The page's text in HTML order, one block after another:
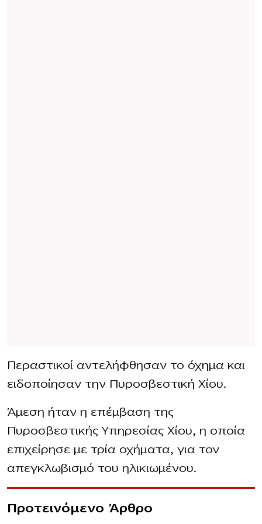
Περαστικοί αντελήφθησαν το όχημα και
ειδοποίησαν την Πυροσβεστική Χίου.
Άμεση ήταν η επέμβαση της
Πυροσβεστικής Υπηρεσίας Χίου, η οποία
επιχείρησε με τρία οχήματα, για τον
απεγκλωβισμό του ηλικιωμένου.
Προτεινόμενο Άρθρο